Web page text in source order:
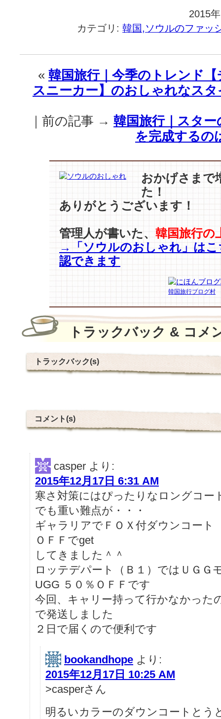
2015
カテゴリ: 韓国,ソウルのファッ
« 韓国旅行｜今季のトレンド
スニーカー】のおしゃれなス
｜前の記事 → 韓国旅行｜スタ
を完成するの
おかげさまで
た！
ありがとうございます！
管理人が書いた、 韓国旅行の
→「ソウルのおしゃれ」はこ
認できます
韓国旅行ブログ村
トラックバック & コメ
トラックバック(s)
コメント(s)
casper より:
2015年12月17日 6:31 AM
寒さ対策にはぴったりなロングコー
でも重い難点が・・・
ギャラリアでＦＯＸ付ダウンコート
ＯＦＦでget
してきました＾＾
ロッテデパート（Ｂ１）ではＵＧＧ
UGG ５０％ＯＦＦです
今回、キャリー持って行かなかった
で発送しました
２日で届くので便利です
bookandhope より:
2015年12月17日 10:25 AM
>casperさん
明るいカラーのダウンコートとう